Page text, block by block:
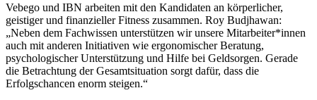
Vebego und IBN arbeiten mit den Kandidaten an körperlicher,
geistiger und finanzieller Fitness zusammen. Roy Budjhawan:
„Neben dem Fachwissen unterstützen wir unsere Mitarbeiter*innen
auch mit anderen Initiativen wie ergonomischer Beratung,
psychologischer Unterstützung und Hilfe bei Geldsorgen. Gerade
die Betrachtung der Gesamtsituation sorgt dafür, dass die
Erfolgschancen enorm steigen.“